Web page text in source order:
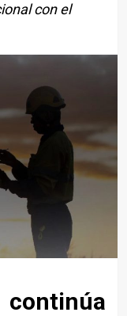
con el
continúa